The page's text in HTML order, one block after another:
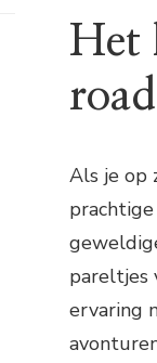
Het
Als je op
pareltjes
ervaring